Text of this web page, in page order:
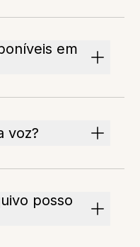
em
voz?
posso